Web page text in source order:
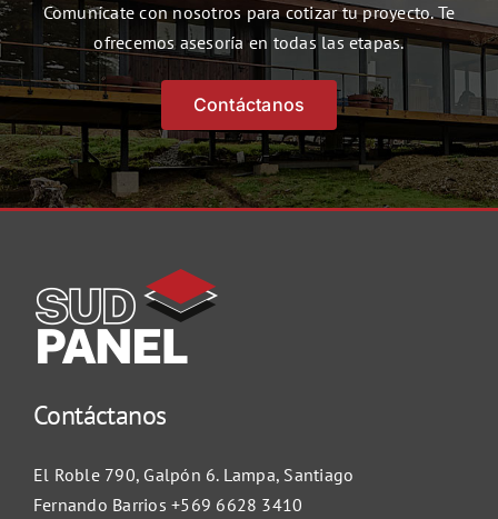
Comunícate con nosotros para cotizar tu proyecto. Te
ofrecemos asesoría en todas las etapas.
Contáctanos
Contáctanos
El Roble 790, Galpón 6. Lampa, Santiago
Fernando Barrios+569 6628 3410